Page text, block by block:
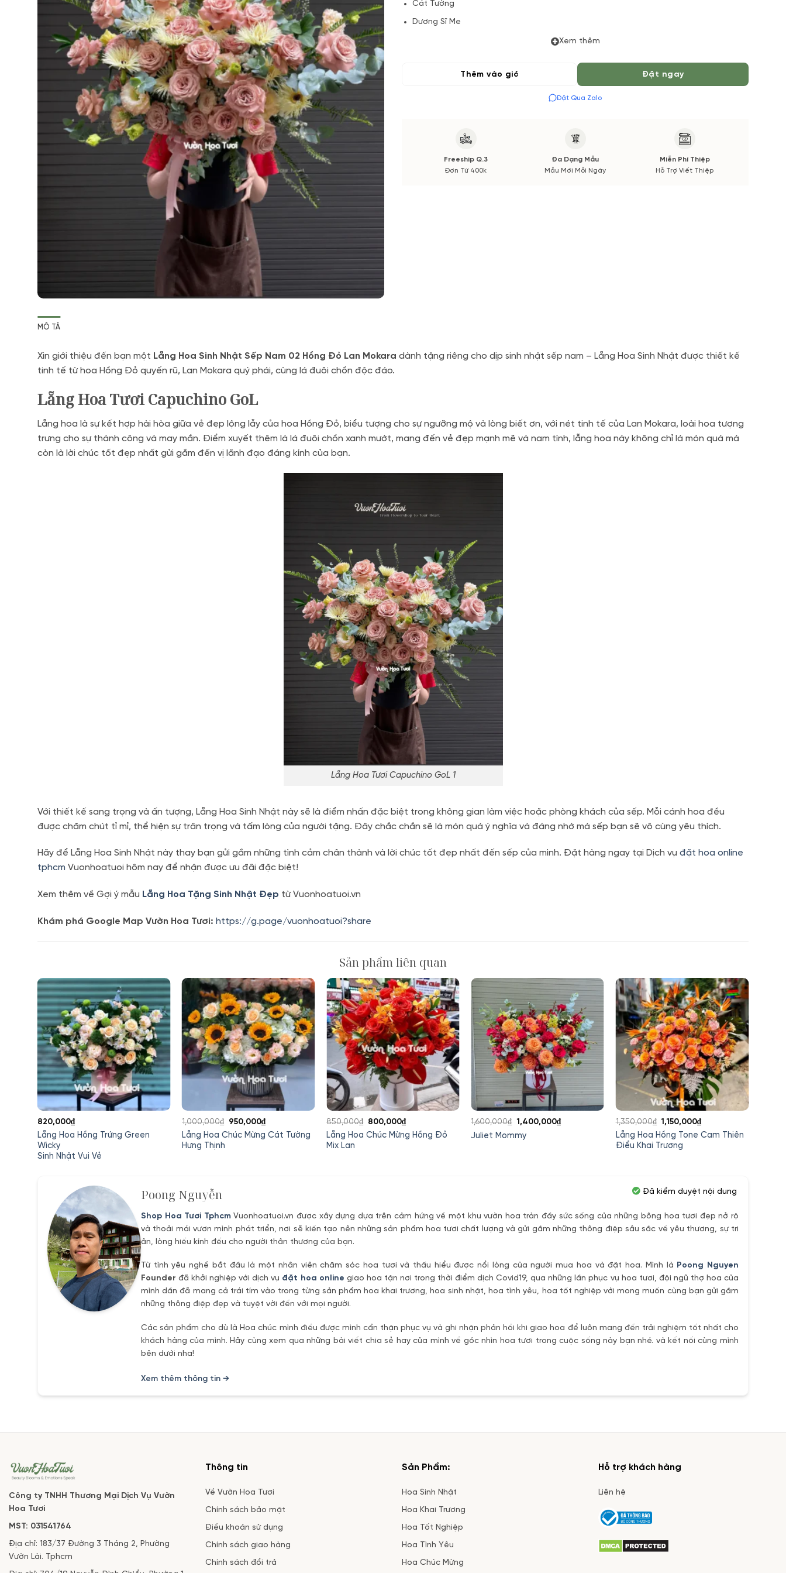
Cát Tường
Dương Sĩ Me
(*) Đơn hàng cần đặt trước 04 Tiếng để chuẩn bị Hoa Tươi theo màu tốt nhất cho bạn,
Hoa phụ có thể thay đổi theo Mùa vụ. Vườn Hoa Tươi đảm bảo phong cách cắm, tone
Xem thêm
Thêm vào giỏ Đặt ngay
Đặt Qua Zalo
Freeship Q.3
Đơn Từ 400k
Đa Dạng Mẫu
Mẫu Mới Mỗi Ngày
Miễn Phí Thiệp
Hỗ Trợ Viết Thiệp
MÔ TẢ
Xin giới thiệu đến bạn một Lẵng Hoa Sinh Nhật Sếp Nam 02 Hồng Đỏ Lan Mokara dành tặng riêng cho dịp sinh nhật sếp nam – Lẵng Hoa Sinh Nhật được thiết kế
tinh tế từ hoa Hồng Đỏ quyến rũ, Lan Mokara quý phái, cùng lá đuôi chồn độc đáo.
Lẵng Hoa Tươi Capuchino GoL
Lẵng hoa là sự kết hợp hài hòa giữa vẻ đẹp lộng lẫy của hoa Hồng Đỏ, biểu tượng cho sự ngưỡng mộ và lòng biết ơn, với nét tinh tế của Lan Mokara, loài hoa tượng
trưng cho sự thành công và may mắn. Điểm xuyết thêm là lá đuôi chồn xanh mướt, mang đến vẻ đẹp mạnh mẽ và nam tính, lẵng hoa này không chỉ là món quà mà
còn là lời chúc tốt đẹp nhất gửi gắm đến vị lãnh đạo đáng kính của bạn.
Lẵng Hoa Tươi Capuchino GoL 1
Với thiết kế sang trọng và ấn tượng, Lẵng Hoa Sinh Nhật này sẽ là điểm nhấn đặc biệt trong không gian làm việc hoặc phòng khách của sếp. Mỗi cánh hoa đều
được chăm chút tỉ mỉ, thể hiện sự trân trọng và tấm lòng của người tặng. Đây chắc chắn sẽ là món quà ý nghĩa và đáng nhớ mà sếp bạn sẽ vô cùng yêu thích.
Hãy để Lẵng Hoa Sinh Nhật này thay bạn gửi gắm những tình cảm chân thành và lời chúc tốt đẹp nhất đến sếp của mình. Đặt hàng ngay tại Dịch vụ đặt hoa online
tphcm Vuonhoatuoi hôm nay để nhận được ưu đãi đặc biệt!
Xem thêm về Gợi ý mẫu Lẵng Hoa Tặng Sinh Nhật Đẹp từ Vuonhoatuoi.vn
Khám phá Google Map Vườn Hoa Tươi: https://g.page/vuonhoatuoi?share
Sản phẩm liên quan
Lẵng Hoa Hồng Trứng Green
Wicky
Sinh Nhật Vui Vẻ
820,000₫
Lẵng Hoa Chúc Mừng Cát Tường
Hưng Thịnh
1,000,000₫
Giá
gốc
950,000₫Giá
hiện
Lẵng Hoa Chúc Mừng Hồng Đỏ
Mix Lan
850,000₫ Giá
gốc
800,000₫Giá
hiện
Juliet Mommy
1,600,000₫ Giá
gốc
1,400,000₫Giá
Lẵng Hoa Hồng Tone Cam Thiên
Điểu Khai Trương
1,350,000₫ Giá
gốc
là:
1,150,000₫Giá
hiện
Poong Nguyễn
Shop Hoa Tươi TphcmVuonhoatuoi.vn được xây dựng dựa trên cảm hứng về một khu vườn hoa tràn đầy sức sống của những bông hoa tươi đẹp nở rộ
và thoải mái vươn mình phát triển, nơi sẽ kiến tạo nên những sản phẩm hoa tươi chất lượng và gửi gắm những thông điệp sâu sắc về yêu thương, sự tri
ân, lòng hiếu kính đếu cho người thân thương của bạn.
Từ tình yêu nghề bắt đầu là một nhân viên chăm sóc hoa tươi và thấu hiểu được nổi lòng của người mua hoa và đặt hoa. Mình là Poong Nguyen
Founder đã khởi nghiệp với dịch vụ đặt hoa online giao hoa tận nơi trong thời điểm dịch Covid19, qua những lần phục vụ hoa tươi, đội ngũ thợ hoa của
mình dần đã mang cả trái tím vào trong từng sản phẩm hoa khai trương, hoa sinh nhật, hoa tình yêu, hoa tốt nghiệp với mong muốn cùng bạn gửi gắm
những thông điệp đẹp và tuyệt vời đến với mọi người.
Các sản phẩm cho dù là Hoa chúc mình điều được mình cẩn thận phục vụ và ghi nhận phản hồi khi giao hoa để luôn mang đến trải nghiệm tốt nhất cho
khách hàng của mình. Hãy cùng xem qua những bài viết chia sẻ hay của mình về góc nhìn hoa tươi trong cuộc sống này bạn nhé. và kết nối cùng mình
bên dưới nha!
Xem thêm thông tin →
Đã kiểm duyệt nội dung
Công ty TNHH Thương Mại Dịch Vụ Vườn
Hoa Tươi
MST: 031541764
Địa chỉ: 183/37 Đường 3 Tháng 2, Phường
Vườn Lài. Tphcm
Thông tin
Về Vườn Hoa Tươi
Chính sách bảo mật
Điều khoản sử dụng
Chính sách giao hàng
Chính sách đổi trả
Sản Phẩm:
Hoa Sinh Nhật
Hoa Khai Trương
Hoa Tốt Nghiệp
Hoa Tình Yêu
Hoa Chúc Mừng
Hỗ trợ khách hàng
Liên hệ